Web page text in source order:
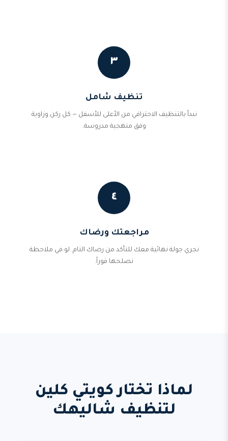
٣
تنظيف شامل
نبدأ بالتنظيف الاحترافي من الأعلى للأسفل — كل ركن وزاوية
وفق منهجية مدروسة.
٤
مراجعتك ورضاك
نجري جولة نهائية معك للتأكد من رضاك التام. لو في ملاحظة
نصلحها فوراً.
لماذا تختار كويتي كلين
لتنظيف شاليهك